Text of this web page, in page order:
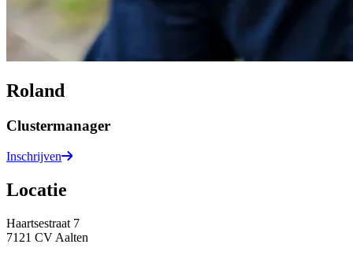
Roland
Clustermanager
Inschrijven
Locatie
Haartsestraat 7
7121 CV Aalten